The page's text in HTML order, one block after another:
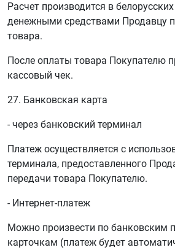
Расчет производится в
денежными средствами Продавцу
товара.
После оплаты товара Покупателю
кассовый чек.
27. Банковская карта
- через банковский терминал
Платеж осуществляется с
терминала, предоставленного
передачи товара Покупателю.
- Интернет-платеж
Можно произвести по банковским
карточкам (платеж будет